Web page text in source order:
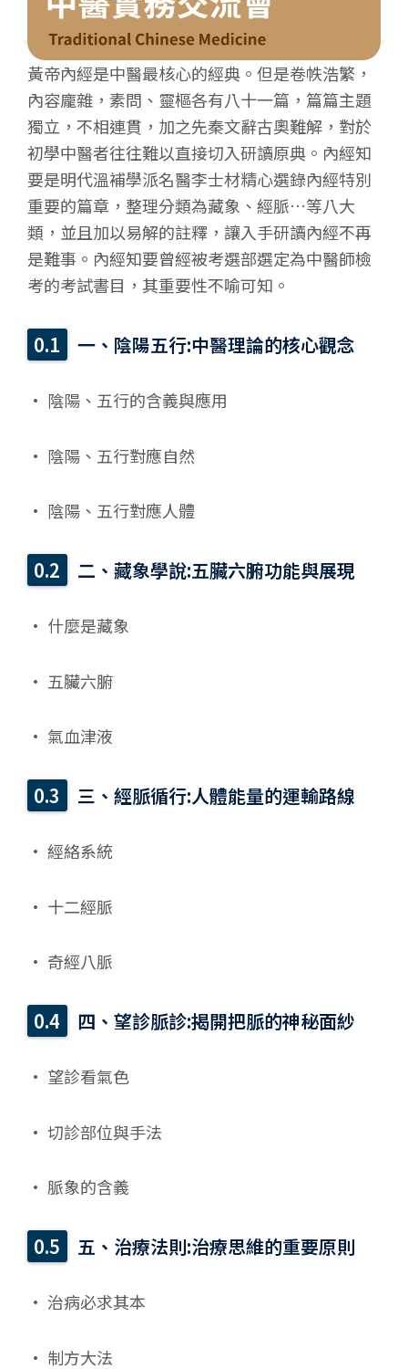
黃帝內經是中醫最核心的經典。但是卷帙浩繁，
內容龐雜，素問、靈樞各有八十一篇，篇篇主題
獨立，不相連貫，加之先秦文辭古奧難解，對於
初學中醫者往往難以直接切入研讀原典。內經知
要是明代溫補學派名醫李士材精心選錄內經特別
重要的篇章，整理分類為藏象、經脈…等八大
類，並且加以易解的註釋，讓入手研讀內經不再
是難事。內經知要曾經被考選部選定為中醫師檢
考的考試書目，其重要性不喻可知。
一、陰陽五行:中醫理論的核心觀念
• 陰陽、五行的含義與應用
• 陰陽、五行對應自然
• 陰陽、五行對應人體
二、藏象學說:五臟六腑功能與展現
• 什麼是藏象
• 五臟六腑
• 氣血津液
三、經脈循行:人體能量的運輸路線
• 經絡系統
• 十二經脈
• 奇經八脈
四、望診脈診:揭開把脈的神秘面紗
• 望診看氣色
• 切診部位與手法
• 脈象的含義
五、治療法則:治療思維的重要原則
• 治病必求其本
• 制方大法